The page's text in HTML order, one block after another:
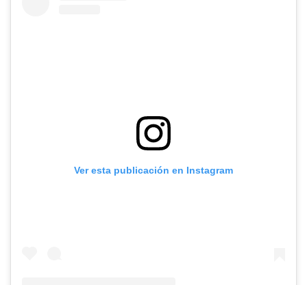
Ver esta publicación en Instagram